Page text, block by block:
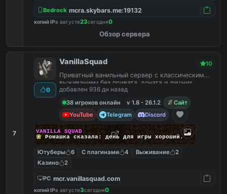
Bedrock mcra.skybars.me:19132
копий IPв августе23сегодня0
Обзор сервера
7
0
VanillaSquad 10
Приватный ванильный сервер с классическим
выживанием без привата, доната и лишних
плагинов.
добавлен 936 дн назад
38 игроков онлайн
v 1.8 - 26.1.2
Сайт
YouTube
Telegram Discord
VANILLA SQUAD
🌼 Ромашка сказала: день для игры хороший.
Ютуберы 6 С плагинами 4 Выживание
2
Казино
2
PC mcr.vanillasquad.com
копий IPв августе3сегодня0